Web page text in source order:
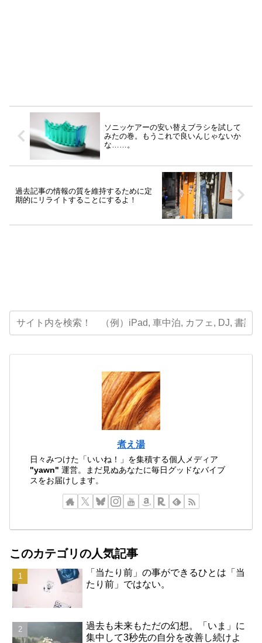
ソニッケアーの安い替えブラシを試して
みたの巻。もうこれで良いんじゃないか
な……。
過去記事の情報の質を維持するために定
期的にリライトすることにするよ！
煮え湯
日々みつけた「いいね！」を集積する個人メディア
"yawn" 運営。まだ見ぬあなたに毎日グッドなバイブ
スをお届けします。
このカテゴリの人気記事
「当たり前」の事ができるひとは「当
たり前」ではない。
過去も未来もただの幻想。「いま」に
集中して3秒先の自分を改善し続けよ